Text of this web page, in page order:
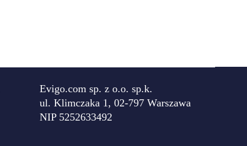
Evigo.com sp. z o.o. sp.k.
ul. Klimczaka 1, 02-797 Warszawa
NIP 5252633492